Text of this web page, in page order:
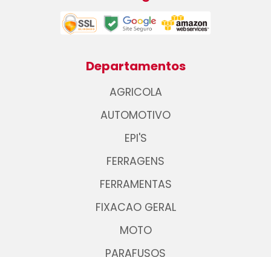
Departamentos
AGRICOLA
AUTOMOTIVO
EPI'S
FERRAGENS
FERRAMENTAS
FIXACAO GERAL
MOTO
PARAFUSOS